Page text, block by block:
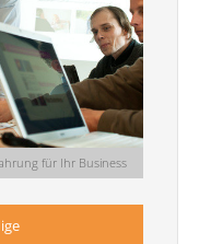
für Ihr Business